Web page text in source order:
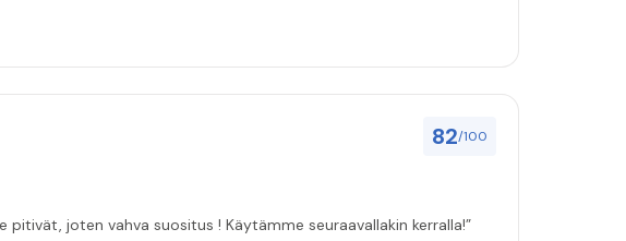
82/100
duunissa 👍 Sovitut aikataulut asenuksille pitivät, joten vahva suositus ! Käytämme seuraavallakin kerralla!”